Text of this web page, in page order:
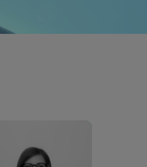
Email